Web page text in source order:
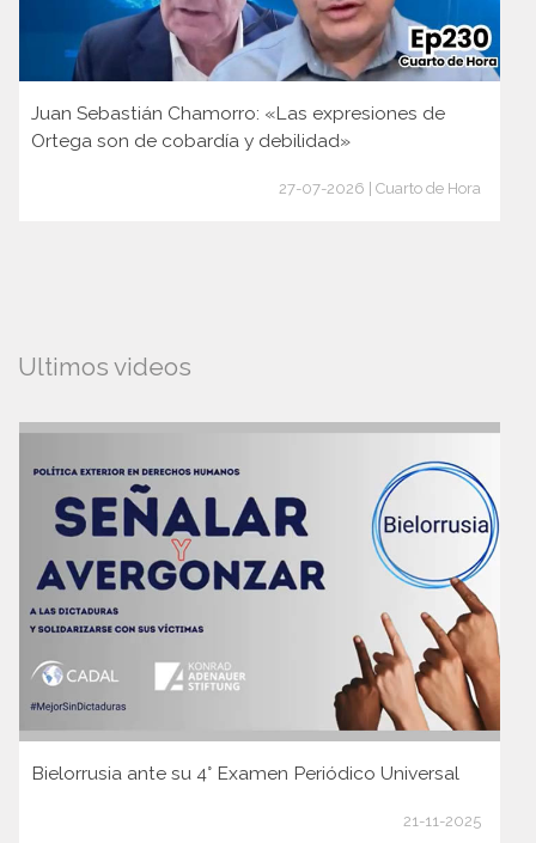
Juan Sebastián Chamorro: «Las expresiones de
Ortega son de cobardía y debilidad»
27-07-2026 | Cuarto de Hora
Ultimos videos
Bielorrusia ante su 4° Examen Periódico Universal
21-11-2025